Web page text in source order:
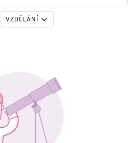
VZDĚLÁNÍ